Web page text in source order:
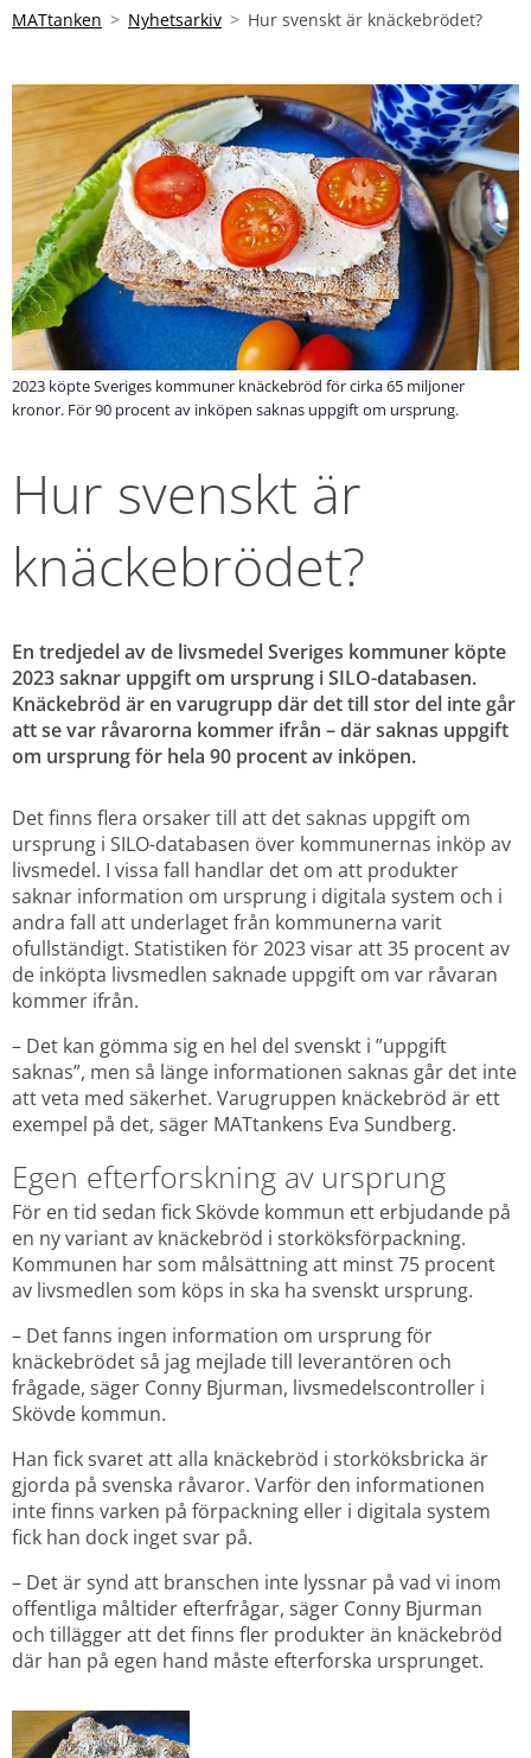
MATtanken Nyhetsarkiv Hur svenskt är knäckebrödet?
2023 köpte Sveriges kommuner knäckebröd för cirka 65 miljoner
kronor. För 90 procent av inköpen saknas uppgift om ursprung.
Hur svenskt är
knäckebrödet?
En tredjedel av de livsmedel Sveriges kommuner köpte
2023 saknar uppgift om ursprung i SILO-databasen.
Knäckebröd är en varugrupp där det till stor del inte går
att se var råvarorna kommer ifrån – där saknas uppgift
om ursprung för hela 90 procent av inköpen.
Det finns flera orsaker till att det saknas uppgift om
ursprung i SILO-databasen över kommunernas inköp av
livsmedel. I vissa fall handlar det om att produkter
saknar information om ursprung i digitala system och i
andra fall att underlaget från kommunerna varit
ofullständigt. Statistiken för 2023 visar att 35 procent av
de inköpta livsmedlen saknade uppgift om var råvaran
kommer ifrån.
– Det kan gömma sig en hel del svenskt i ”uppgift
saknas”, men så länge informationen saknas går det inte
att veta med säkerhet. Varugruppen knäckebröd är ett
exempel på det, säger MATtankens Eva Sundberg.
Egen efterforskning av ursprung
För en tid sedan fick Skövde kommun ett erbjudande på
en ny variant av knäckebröd i storköksförpackning.
Kommunen har som målsättning att minst 75 procent
av livsmedlen som köps in ska ha svenskt ursprung.
– Det fanns ingen information om ursprung för
knäckebrödet så jag mejlade till leverantören och
frågade, säger Conny Bjurman, livsmedelscontroller i
Skövde kommun.
Han fick svaret att alla knäckebröd i storköksbricka är
gjorda på svenska råvaror. Varför den informationen
inte finns varken på förpackning eller i digitala system
fick han dock inget svar på.
– Det är synd att branschen inte lyssnar på vad vi inom
offentliga måltider efterfrågar, säger Conny Bjurman
och tillägger att det finns fler produkter än knäckebröd
där han på egen hand måste efterforska ursprunget.